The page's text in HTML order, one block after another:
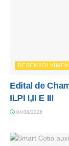
Edital de
ILPI I,II E III
04/08/2026